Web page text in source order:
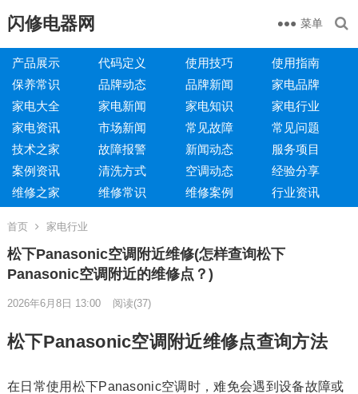
闪修电器网 菜单
产品展示 代码定义 使用技巧
使用指南
保养常识
品牌动态 品牌新闻
家电品牌
家电大全
家电新闻 家电知识
家电行业
家电资讯
市场新闻 常见故障
常见问题
技术之家
故障报警 新闻动态
服务项目
案例资讯
清洗方式 空调动态
经验分享
维修之家
维修常识 维修案例 行业资讯
首页 家电行业
松下Panasonic空调附近维修(怎样查询松下
Panasonic空调附近的维修点？)
2026年6月8日 13:00 阅读(37)
松下Panasonic空调附近维修点查询方法
在日常使用松下Panasonic空调时，难免会遇到设备故障或